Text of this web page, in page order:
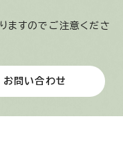
ますのでご注意くださ
お問い合わせ